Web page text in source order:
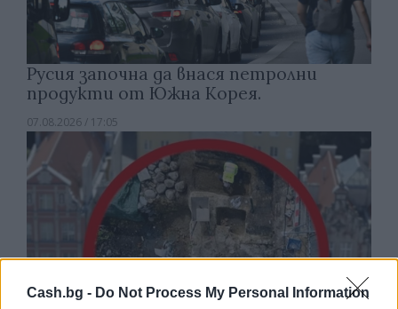
Cash.bg - Do Not Process My Personal Information
Русия започна да внася петролни
продукти от Южна Корея.
07.08.2026 / 17:05